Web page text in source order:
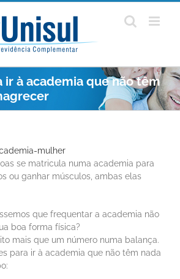
ir à academia que não têm
se matricula numa academia para
ou ganhar músculos, ambas elas
que frequentar a academia não
boa forma física?
mais que um número numa balança.
para ir à academia que não têm nada